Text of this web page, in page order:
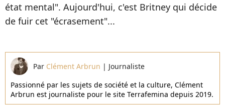
état mental". Aujourd'hui, c'est Britney qui décide
de fuir cet "écrasement"...
Par Clément Arbrun | Journaliste
Passionné par les sujets de société et la culture, Clément
Arbrun est journaliste pour le site Terrafemina depuis 2019.